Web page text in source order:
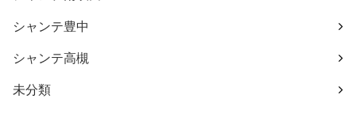
シャンテ豊中
シャンテ高槻
未分類